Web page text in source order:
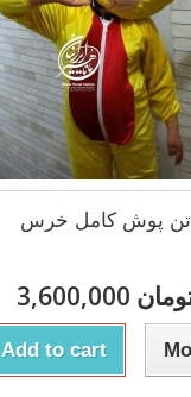
تن پوش کامل خرس
تومان
Add to cart